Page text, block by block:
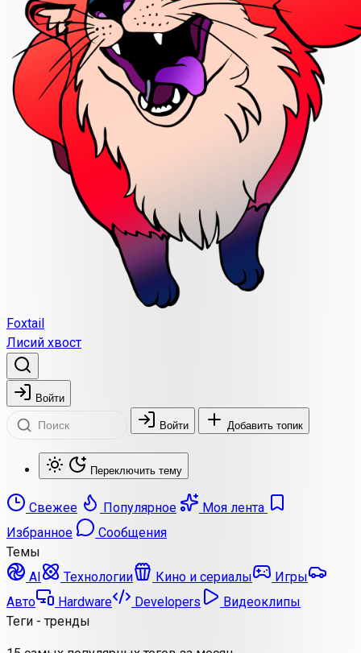
Foxtail
Лисий хвост
Войти
Войти Добавить топик
Переключить тему
Свежее Популярное
Моя лента
Избранное
Сообщения
Темы
AI
Технологии Кино и сериалы
Игры
Авто
Hardware Developers
Видеоклипы
Теги - тренды